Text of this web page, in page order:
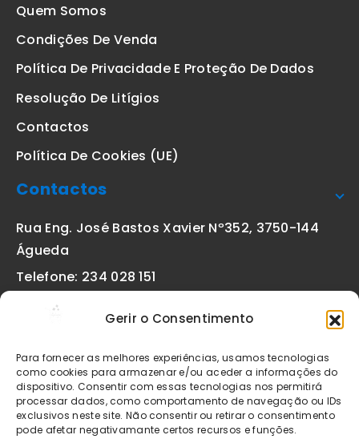
Gerir o Consentimento
Para fornecer as melhores experiências, usamos tecnologias
como cookies para armazenar e/ou aceder a informações do
dispositivo. Consentir com essas tecnologias nos permitirá
processar dados, como comportamento de navegação ou IDs
exclusivos neste site. Não consentir ou retirar o consentimento
pode afetar negativamante certos recursos e funções.
Quem Somos
Condições De Venda
Política De Privacidade E Proteção De Dados
Resolução De Litígios
Contactos
Política De Cookies (UE)
Contactos
Rua Eng. José Bastos Xavier Nº352, 3750-144
Águeda
Telefone: 234 028 151
geral@etiquetas-online.pt
Os preços indicados incluem IVA à taxa legal em vigor. Todos
os artigos apresentados no site encontram-se sujeitos à
disponibilidade de stock após confirmação da encomenda. As